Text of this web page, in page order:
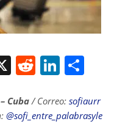
X R
d
di
Li
k
e
ar
e
Cuba/ Correo: sofiaurr
@sofi_entre_palabrasyle